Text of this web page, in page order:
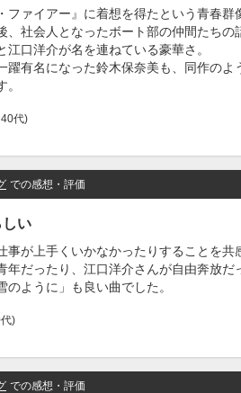
ァイアー』に着想を得たという青春群
社会人となったボート部の仲間たちの
江口洋介が名を連ねている豪華さ。
躍有名になった鈴木保奈美も、同作の
代)
での感想・評価
い
事が上手くいかなかったりすることを共
年だったり、江口洋介さんが自由奔放だ
ように」も良い曲でした。
)
での感想・評価